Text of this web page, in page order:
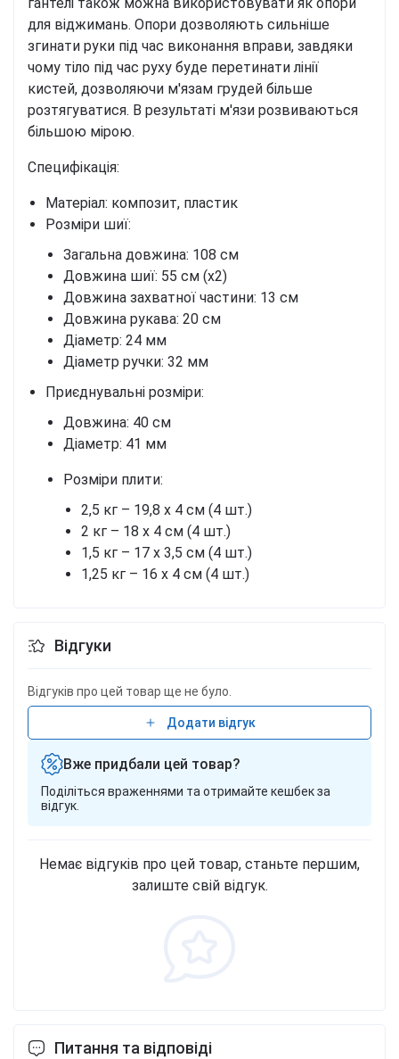
гантелі також можна використовувати як опори
для віджимань. Опори дозволяють сильніше
згинати руки під час виконання вправи, завдяки
чому тіло під час руху буде перетинати лінії
кистей, дозволяючи м'язам грудей більше
розтягуватися. В результаті м'язи розвиваються
більшою мірою.
Специфікація:
Матеріал: композит, пластик
Розміри шиї:
Загальна довжина: 108 см
Довжина шиї: 55 см (х2)
Довжина захватної частини: 13 см
Довжина рукава: 20 см
Діаметр: 24 мм
Діаметр ручки: 32 мм
Приєднувальні розміри:
Довжина: 40 см
Діаметр: 41 мм
Розміри плити:
2,5 кг – 19,8 х 4 см (4 шт.)
2 кг – 18 х 4 см (4 шт.)
1,5 кг – 17 х 3,5 см (4 шт.)
1,25 кг – 16 х 4 см (4 шт.)
Відгуки
Відгуків про цей товар ще не було.
Додати відгук
Вже придбали цей товар?
Поділіться враженнями та отримайте кешбек за
відгук.
Немає відгуків про цей товар, станьте першим,
залиште свій відгук.
Питання та відповіді